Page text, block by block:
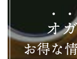
オ
お得な